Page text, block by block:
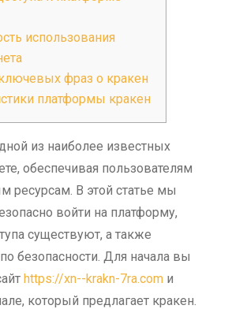
использования
фраз о кракен
платформы кракен
из наиболее известных
обеспечивая пользователям
ресурсам. В этой статье мы
войти на платформу,
существуют, а также
безопасности. Для начала вы
https://xn--krakn-7ra.com и
который предлагает кракен.